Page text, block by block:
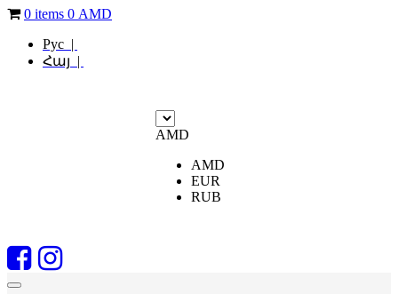
0 items 0 AMD
Рус |
Հայ |
AMD
AMD
EUR
RUB